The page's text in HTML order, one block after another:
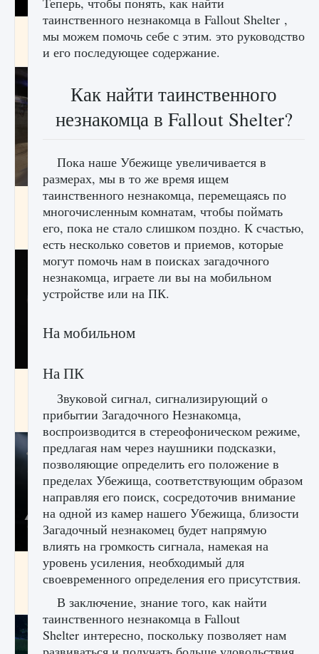
Как получить Thunder Egg в Stardew Valley
9 августа 2024 1 244 0
Как исправить неработающие награды For
Honor
9 августа 2024 1 205 0 0
Как разблокировать чертеж счастливого
оружия в MW3 и Warzone
9 августа 2024 1 151 0 0
Все новые функции Ultimate Team в EA FC
9 августа 2024 1 297 0 0
таинственного незнакомца в Fallout Shelter ,
мы можем помочь себе с этим. это руководство
и его последующее содержание.
Как найти таинственного
незнакомца в Fallout Shelter?
Пока наше Убежище увеличивается в
размерах, мы в то же время ищем
таинственного незнакомца, перемещаясь по
многочисленным комнатам, чтобы поймать
его, пока не стало слишком поздно. К счастью,
есть несколько советов и приемов, которые
могут помочь нам в поисках загадочного
незнакомца, играете ли вы на мобильном
устройстве или на ПК.
На мобильном
На ПК
Звуковой сигнал, сигнализирующий о
прибытии Загадочного Незнакомца,
воспроизводится в стереофоническом режиме,
предлагая нам через наушники подсказки,
позволяющие определить его положение в
пределах Убежища, соответствующим образом
направляя его поиск, сосредоточив внимание
на одной из камер нашего Убежища, близости
Загадочный незнакомец будет напрямую
влиять на громкость сигнала, намекая на
уровень усиления, необходимый для
своевременного определения его присутствия.
В заключение, знание того, как найти
таинственного незнакомца в Fallout
Shelter интересно, поскольку позволяет нам